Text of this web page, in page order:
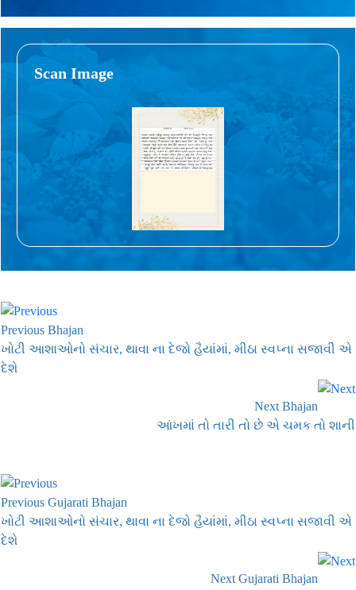
Scan Image
Previous Bhajan
ખોટી આશાઓનો સંચાર, થાવા ના દેજો હૈયાંમાં, મીઠા સ્વપ્ના સજાવી એ
દેશે
Next Bhajan
આંખમાં તો તારી તો છે એ ચમક તો શાની
Previous Gujarati Bhajan
ખોટી આશાઓનો સંચાર, થાવા ના દેજો હૈયાંમાં, મીઠા સ્વપ્ના સજાવી એ
દેશે
Next Gujarati Bhajan